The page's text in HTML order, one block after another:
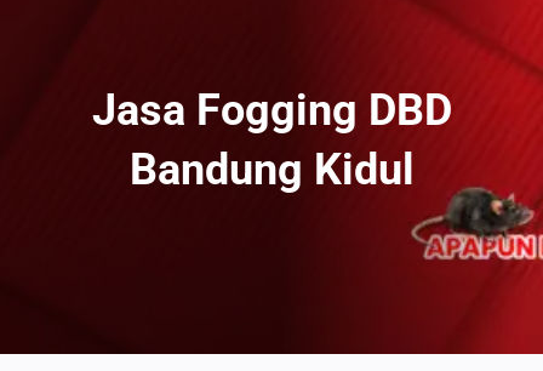
Jasa Fogging DBD
Bandung Kidul